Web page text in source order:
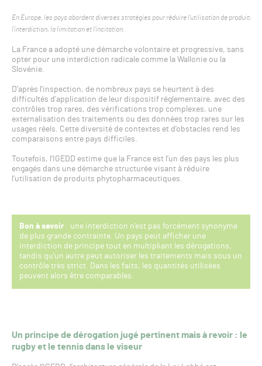
En Europe, les pays abordent diverses stratégies pour réduire l’utilisation de produits
l’interdiction, la limitation et l’incitation.
La France a adopté une démarche volontaire et progressive, sans
opter pour une interdiction radicale comme la Wallonie ou la
Slovénie.
D’après l’inspection, de nombreux pays se heurtent à des
difficultés d’application de leur dispositif réglementaire, avec des
contrôles trop rares, des vérifications trop complexes, une
externalisation des traitements ou des données trop rares sur les
usages réels. Cette diversité de contextes et d’obstacles rend les
comparaisons entre pays difficiles.
Toutefois, l’IGEDD estime que la France est l’un des pays les plus
engagés dans une démarche structurée visant à réduire
l’utilisation de produits phytopharmaceutiques.
Bon à savoir: une interdiction n’est pas forcément synonyme
de plus grande contrainte. Un pays peut afficher une
interdiction de principe tout en multipliant les dérogations,
tandis qu’un autre peut autoriser les traitements mais sous un
contrôle très strict. Dans les faits, les quantités utilisées
peuvent alors être comparables.
Un principe de dérogation jugé pertinent mais à revoir : le
rugby et le tennis dans le viseur